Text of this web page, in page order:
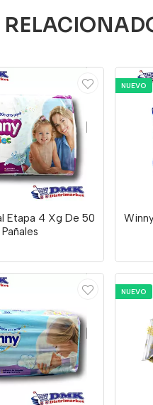
Etapa 4 Xg De 50
Pañales
NUEVO
NUEVO